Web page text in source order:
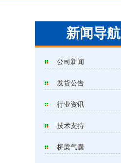
新闻导航
公司新闻
发货公告
行业资讯
技术支持
桥梁气囊